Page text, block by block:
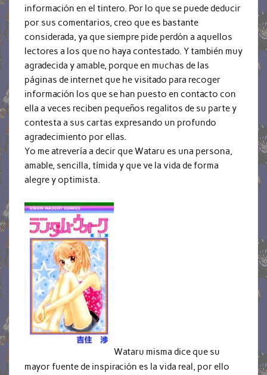
información en el tintero. Por lo que se puede deducir
por sus comentarios, creo que es bastante
considerada, ya que siempre pide perdón a aquellos
lectores a los que no haya contestado. Y también muy
agradecida y amable, porque en muchas de las
páginas de internet que he visitado para recoger
información los que se han puesto en contacto con
ella a veces reciben pequeños regalitos de su parte y
contesta a sus cartas expresando un profundo
agradecimiento por ellas.
Yo me atrevería a decir que Wataru es una persona,
amable, sencilla, tímida y que ve la vida de forma
alegre y optimista.
Wataru misma dice que su
mayor fuente de inspiración es la vida real, por ello